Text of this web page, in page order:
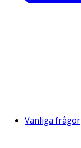
Vanliga frågor